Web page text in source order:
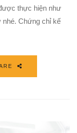
thực hiện như
nhé. Chứng chỉ kế